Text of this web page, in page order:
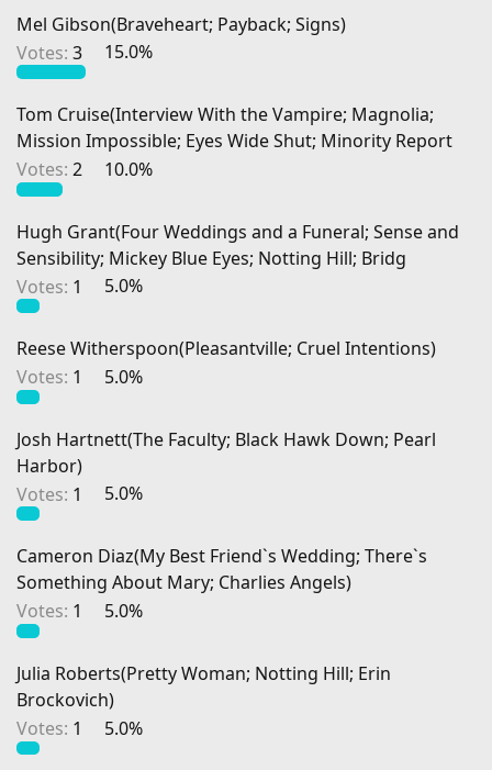
Mel Gibson(Braveheart; Payback; Signs)
Votes: 3 15.0%
Tom Cruise(Interview With the Vampire; Magnolia;
Mission Impossible; Eyes Wide Shut; Minority Report
Votes: 2 10.0%
Hugh Grant(Four Weddings and a Funeral; Sense and
Sensibility; Mickey Blue Eyes; Notting Hill; Bridg
Votes: 1 5.0%
Reese Witherspoon(Pleasantville; Cruel Intentions)
Votes: 1 5.0%
Josh Hartnett(The Faculty; Black Hawk Down; Pearl
Harbor)
Votes: 1 5.0%
Cameron Diaz(My Best Friend`s Wedding; There`s
Something About Mary; Charlies Angels)
Votes: 1 5.0%
Julia Roberts(Pretty Woman; Notting Hill; Erin
Brockovich)
Votes: 1 5.0%